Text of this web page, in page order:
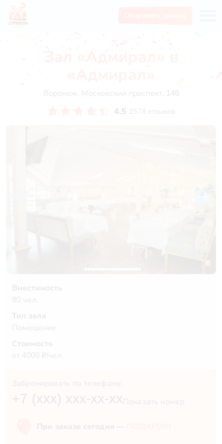
Зал «Адмирал» в
Воронеж, Московский проспект, 146
4.5 2578 отзывов
Вместимость
80 чел.
Тип зала
Помещение
Стоимость
от 4000 ₽/чел.
Забронировать по телефону:
+7 (xxx) xxx-xx-xx Показать номер
При заказе сегодня —